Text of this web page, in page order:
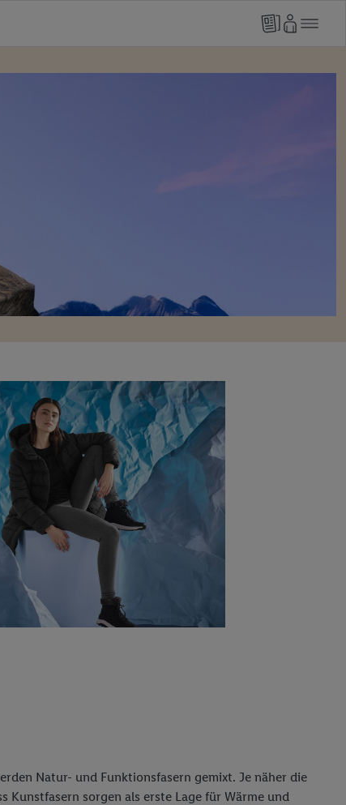
Natur- und Funktionsfasern gemixt. Je näher die
sorgen als erste Lage für Wärme und